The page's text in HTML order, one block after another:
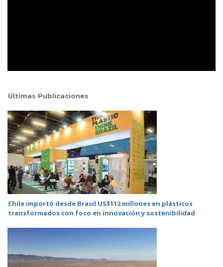
Últimas Publicaciones
Chile importó desde Brasil US$112 millones en plásticos
transformados con foco en innovación y sostenibilidad